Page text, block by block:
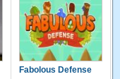
Fabolous Defense